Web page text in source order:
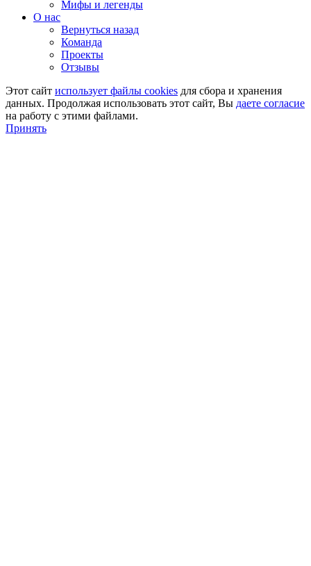
Мифы и легенды
О нас
Вернуться назад
Команда
Проекты
Отзывы
Этот сайт использует файлы cookies для сбора и хранения
данных. Продолжая использовать этот сайт, Вы даете согласие
на работу с этими файлами.
Принять